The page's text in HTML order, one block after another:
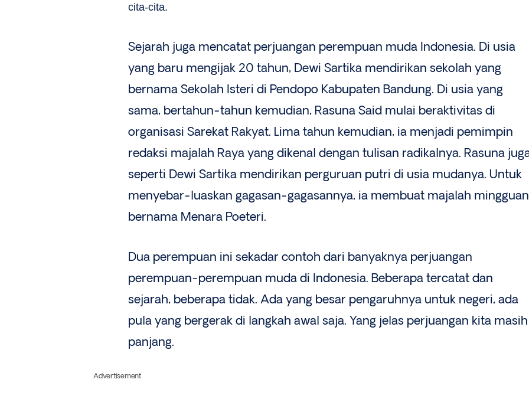
cita-cita.
Sejarah juga mencatat perjuangan perempuan muda Indonesia. Di usia
yang baru mengijak 20 tahun, Dewi Sartika mendirikan sekolah yang
bernama Sekolah Isteri di Pendopo Kabupaten Bandung. Di usia yang
sama, bertahun-tahun kemudian, Rasuna Said mulai beraktivitas di
organisasi Sarekat Rakyat. Lima tahun kemudian, ia menjadi pemimpin
redaksi majalah Raya yang dikenal dengan tulisan radikalnya. Rasuna
seperti Dewi Sartika mendirikan perguruan putri di usia mudanya. Untuk
menyebar-luaskan gagasan-gagasannya, ia membuat majalah mingguan
bernama Menara Poeteri.
Dua perempuan ini sekadar contoh dari banyaknya perjuangan
perempuan-perempuan muda di Indonesia. Beberapa tercatat dan
sejarah, beberapa tidak. Ada yang besar pengaruhnya untuk negeri, ada
pula yang bergerak di langkah awal saja. Yang jelas perjuangan kita masih
panjang.
Advertisement